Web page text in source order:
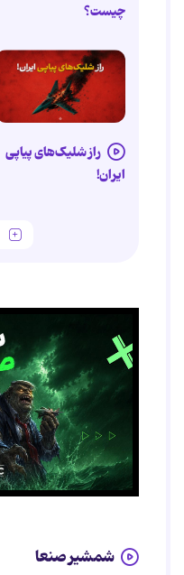
چیست؟
راز شلیک‌های پیاپی
ایران!
شمشیر صنعا